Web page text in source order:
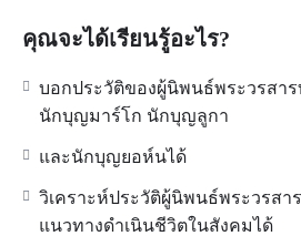
คุณจะได้เรียนรู้อะไร?
บอกประวัติของผู้นิพนธ์พระวรสา
นักบุญมาร์โก นักบุญลูกา
และนักบุญยอห์นได้
วิเคราะห์ประวัติผู้นิพนธ์พระวรสา
แนวทางดำเนินชีวิตในสังคมได้